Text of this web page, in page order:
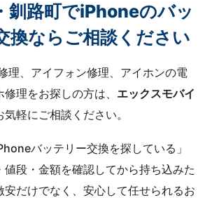
釧路町でiPhoneのバッ
換ならご相談ください
理、アイフォン修理、アイホンの電
理をお探しの方は、 エックスモバイ
気軽にご相談ください。
バッテリー交換を探している」
値段・金額を確認してから持ち込みた
安だけでなく、安心して任せられるお